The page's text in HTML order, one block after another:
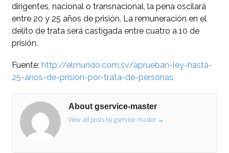
dirigentes, nacional o transnacional, la pena oscilará
entre 20 y 25 años de prisión. La remuneración en el
delito de trata será castigada entre cuatro a 10 de
prisión.
Fuente: http://elmundo.com.sv/aprueban-ley-hasta-
25-anos-de-prision-por-trata-de-personas
About gservice-master
View all posts by gservice-master →